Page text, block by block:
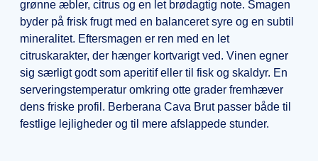
grønne æbler, citrus og en let brødagtig note. Smagen
byder på frisk frugt med en balanceret syre og en subtil
mineralitet. Eftersmagen er ren med en let
citruskarakter, der hænger kortvarigt ved. Vinen egner
sig særligt godt som aperitif eller til fisk og skaldyr. En
serveringstemperatur omkring otte grader fremhæver
dens friske profil. Berberana Cava Brut passer både til
festlige lejligheder og til mere afslappede stunder.